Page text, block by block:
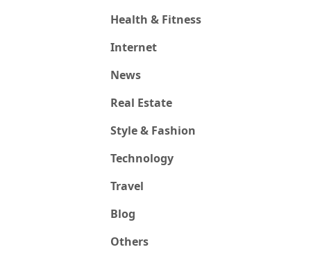
Health & Fitness
Internet
News
Real Estate
Style & Fashion
Technology
Travel
Blog
Others